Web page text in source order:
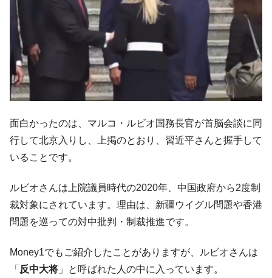
面白かったのは、マルコ・ルビオ国務長官が首脳会談に同
行して北京入りし、上掲のとおり、習近平さんと握手して
いることです。
ルビオさんは上院議員時代の2020年、中国政府から2度制
裁対象にされています。理由は、新疆ウイグル問題や香港
問題を巡っての対中批判・制裁推進です。
Money1でもご紹介したことがありますが、ルビオさんは
「 反中大将 」と呼ばれた人の中に入っています。